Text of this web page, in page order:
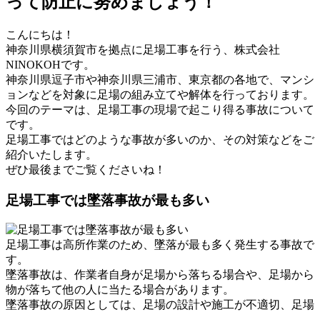
こんにちは！
神奈川県横須賀市を拠点に足場工事を行う、株式会社
NINOKOHです。
神奈川県逗子市や神奈川県三浦市、東京都の各地で、マンシ
ョンなどを対象に足場の組み立てや解体を行っております。
今回のテーマは、足場工事の現場で起こり得る事故について
です。
足場工事ではどのような事故が多いのか、その対策などをご
紹介いたします。
ぜひ最後までご覧くださいね！
足場工事では墜落事故が最も多い
足場工事は高所作業のため、墜落が最も多く発生する事故で
す。
墜落事故は、作業者自身が足場から落ちる場合や、足場から
物が落ちて他の人に当たる場合があります。
墜落事故の原因としては、足場の設計や施工が不適切、足場